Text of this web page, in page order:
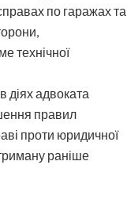
по гаражах та
технічної
діях адвоката
правил
проти юридичної
раніше